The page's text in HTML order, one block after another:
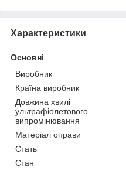
Характеристики
Основні
Виробник
Країна виробник
Довжина хвилі
ультрафіолетового
випромінювання
Матеріал оправи
Стать
Стан